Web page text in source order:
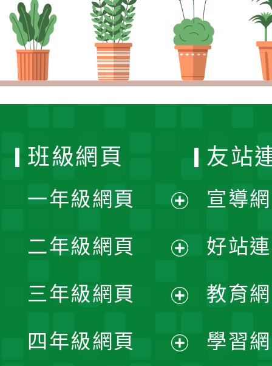
班級網頁
一年級網頁
開
選
單
二年級網頁
開
選
三年級網頁
開
四年級網頁
友站
宣導
好站
教育
學習